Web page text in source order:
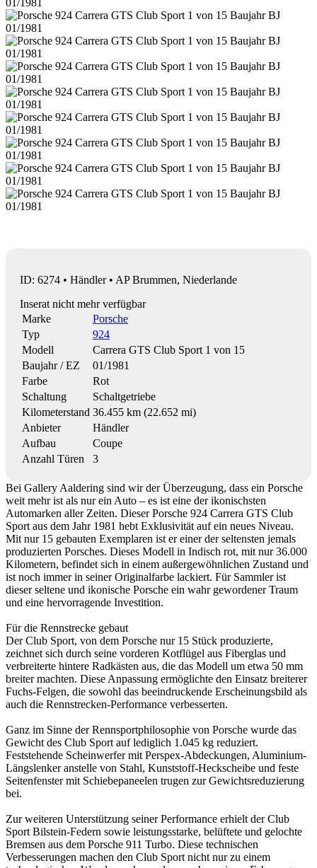
ID: 6274 • Händler • AP Brummen, Niederlande
Inserat nicht mehr verfügbar
Marke
Porsche
Typ
924
Modell
Carrera GTS Club Sport 1 von 15
Baujahr / EZ
01/1981
Farbe
Rot
Schaltung
Schaltgetriebe
Kilometerstand 36.455 km (22.652 mi)
Anbieter
Händler
Aufbau
Coupe
Anzahl Türen
3
Bei Gallery Aaldering sind wir der Überzeugung, dass ein Porsche
weit mehr ist als nur ein Auto – es ist eine der ikonischsten
Automarken aller Zeiten. Dieser Porsche 924 Carrera GTS Club
Sport aus dem Jahr 1981 hebt Exklusivität auf ein neues Niveau.
Mit nur 15 gebauten Exemplaren ist er einer der seltensten jemals
produzierten Porsches. Dieses Modell in Indisch rot, mit nur 36.000
Kilometern, befindet sich in einem außergewöhnlichen Zustand und
ist noch immer in seiner Originalfarbe lackiert. Für Sammler ist
dieser seltene und ikonische Porsche ein wahr gewordener Traum
und eine hervorragende Investition.
Für die Rennstrecke gebaut
Der Club Sport, von dem Porsche nur 15 Stück produzierte,
zeichnet sich durch seine vorderen Kotflügel aus Fiberglas und
verbreiterte hintere Radkästen aus, die das Modell um etwa 50 mm
breiter machten. Diese Anpassung ermöglichte den Einsatz breiterer
Fuchs-Felgen, die sowohl das beeindruckende Erscheinungsbild als
auch die Rennstrecken-Performance verbesserten.
Ganz im Sinne der Rennsportphilosophie von Porsche wurde das
Gewicht des Club Sport auf lediglich 1.045 kg reduziert.
Feststehende Scheinwerfer mit Perspex-Abdeckungen, Aluminium-
Längslenker anstelle von Stahl, Kunststoff-Heckscheibe und feste
Seitenfenster mit Schiebepaneelen trugen zur Gewichtsreduzierung
bei.
Zur weiteren Unterstützung seiner Performance erhielt der Club
Sport Bilstein-Federn sowie leistungsstarke, belüftete und gelochte
Bremsen aus dem Porsche 911 Turbo. Diese technischen
Verbesserungen machen den Club Sport nicht nur zu einem